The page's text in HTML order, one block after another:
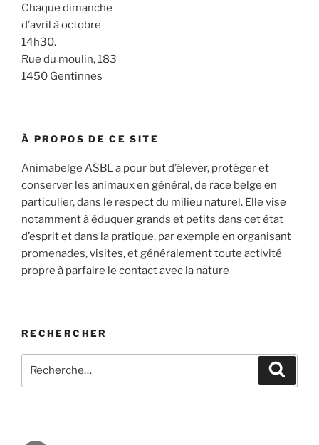
Chaque dimanche
d’avril à octobre
14h30.
Rue du moulin, 183
1450 Gentinnes
À PROPOS DE CE SITE
Animabelge ASBL a pour but d’élever, protéger et
conserver les animaux en général, de race belge en
particulier, dans le respect du milieu naturel. Elle vise
notamment à éduquer grands et petits dans cet état
d’esprit et dans la pratique, par exemple en organisant
promenades, visites, et généralement toute activité
propre à parfaire le contact avec la nature
RECHERCHER
pour